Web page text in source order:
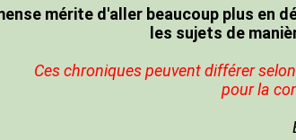
mérite d'aller beaucoup plus en
les sujets de
Ces chroniques peuvent différer
pour la